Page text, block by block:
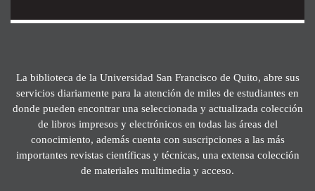
La biblioteca de la Universidad San Francisco de Quito, abre sus
servicios diariamente para la atención de miles de estudiantes en
donde pueden encontrar una seleccionada y actualizada colección
de libros impresos y electrónicos en todas las áreas del
conocimiento, además cuenta con suscripciones a las más
importantes revistas científicas y técnicas, una extensa colección
de materiales multimedia y acceso.